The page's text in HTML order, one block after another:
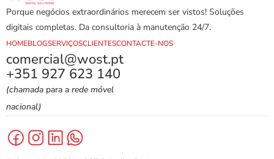
Porque negócios extraordinários merecem ser vistos! Soluções
digitais completas. Da consultoria à manutenção 24/7.
HOMEBLOGSERVIÇOSCLIENTESCONTACTE-NOS
comercial@wost.pt
+351 927 623 140
(chamada para a rede móvel
nacional)